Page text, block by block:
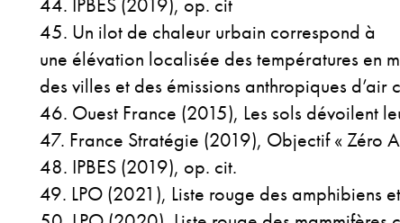
Un ilot de chaleur urbain correspond à
une élévation localisée des températures en
des villes et des émissions anthropiques d’air
Ouest France (2015), Les sols dévoilent
France Stratégie (2019), Objectif « Zéro
IPBES (2019), op. cit.
LPO (2021), Liste rouge des amphibiens